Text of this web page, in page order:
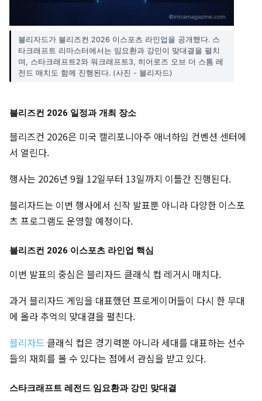
블리자드가 블리즈컨 2026 이스포츠 라인업을 공개했다. 스
타크래프트 리마스터에서는 임요환과 강민이 맞대결을 펼치
며, 스타크래프트2와 워크래프트3, 히어로즈 오브 더 스톰 레
전드 매치도 함께 진행된다. (사진 - 블리자드)
블리즈컨 2026 일정과 개최 장소
블리즈컨 2026은 미국 캘리포니아주 애너하임 컨벤션 센터에
서 열린다.
행사는 2026년 9월 12일부터 13일까지 이틀간 진행된다.
블리자드는 이번 행사에서 신작 발표뿐 아니라 다양한 이스포
츠 프로그램도 운영할 예정이다.
블리즈컨 2026 이스포츠 라인업 핵심
이번 발표의 중심은 블리자드 클래식 컵 레거시 매치다.
과거 블리자드 게임을 대표했던 프로게이머들이 다시 한 무대
에 올라 추억의 맞대결을 펼친다.
블리자드 클래식 컵은 경기력뿐 아니라 세대를 대표하는 선수
들의 재회를 볼 수 있다는 점에서 관심을 받고 있다.
스타크래프트 레전드 임요환과 강민 맞대결